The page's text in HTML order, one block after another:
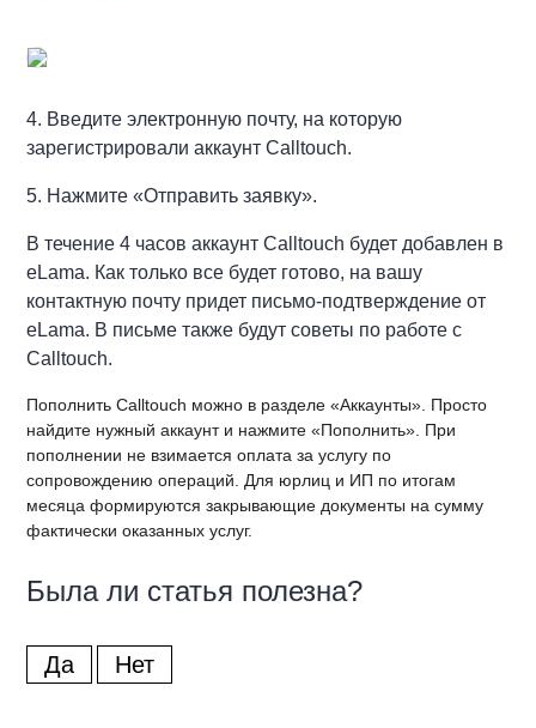
4. Введите электронную почту, на которую
зарегистрировали аккаунт Calltouch.
5. Нажмите «Отправить заявку».
В течение 4 часов аккаунт Calltouch будет добавлен в
eLama. Как только все будет готово, на вашу
контактную почту придет письмо-подтверждение от
eLama. В письме также будут советы по работе с
Calltouch.
Пополнить Calltouch можно в разделе «Аккаунты». Просто
найдите нужный аккаунт и нажмите «Пополнить». При
пополнении не взимается оплата за услугу по
сопровождению операций. Для юрлиц и ИП по итогам
месяца формируются закрывающие документы на сумму
фактически оказанных услуг.
Была ли статья полезна?
Да Нет